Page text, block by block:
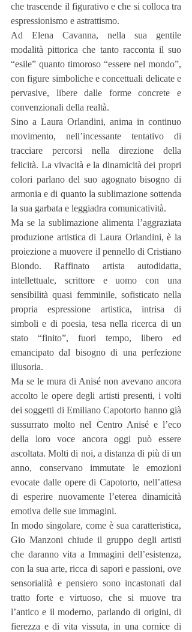
che trascende il figurativo e che si colloca tra
espressionismo e astrattismo.
Ad Elena Cavanna, nella sua gentile
modalità pittorica che tanto racconta il suo
“esile” quanto timoroso “essere nel mondo”,
con figure simboliche e concettuali delicate e
pervasive, libere dalle forme concrete e
convenzionali della realtà.
Sino a Laura Orlandini, anima in continuo
movimento, nell’incessante tentativo di
tracciare percorsi nella direzione della
felicità. La vivacità e la dinamicità dei propri
colori parlano del suo agognato bisogno di
armonia e di quanto la sublimazione sottenda
la sua garbata e leggiadra comunicatività.
Ma se la sublimazione alimenta l’aggraziata
produzione artistica di Laura Orlandini, è la
proiezione a muovere il pennello di Cristiano
Biondo. Raffinato artista autodidatta,
intellettuale, scrittore e uomo con una
sensibilità quasi femminile, sofisticato nella
propria espressione artistica, intrisa di
simboli e di poesia, tesa nella ricerca di un
stato “finito”, fuori tempo, libero ed
emancipato dal bisogno di una perfezione
illusoria.
Ma se le mura di Anisé non avevano ancora
accolto le opere degli artisti presenti, i volti
dei soggetti di Emiliano Capotorto hanno già
sussurrato molto nel Centro Anisé e l’eco
della loro voce ancora oggi può essere
ascoltata. Molti di noi, a distanza di più di un
anno, conservano immutate le emozioni
evocate dalle opere di Capotorto, nell’attesa
di esperire nuovamente l’eterea dinamicità
emotiva delle sue immagini.
In modo singolare, come è sua caratteristica,
Gio Manzoni chiude il gruppo degli artisti
che daranno vita a Immagini dell’esistenza,
con la sua arte, ricca di sapori e passioni, ove
sensorialità e pensiero sono incastonati dal
tratto forte e virtuoso, che si muove tra
l’antico e il moderno, parlando di origini, di
fierezza e di vita vissuta, in una cornice di